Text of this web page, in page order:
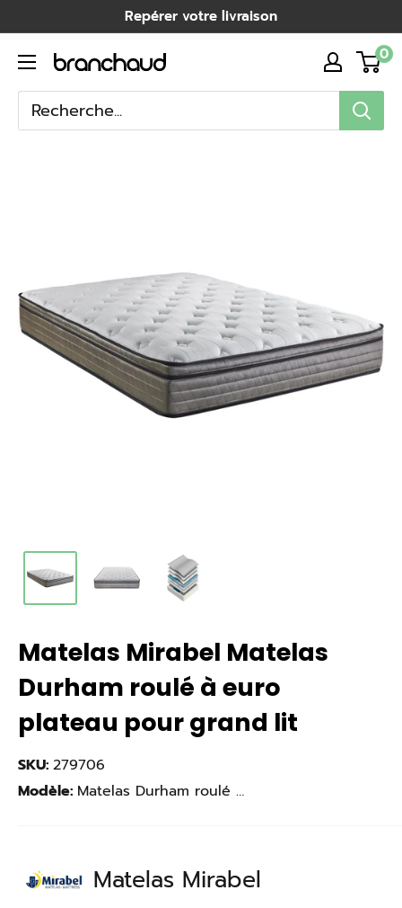
au
contenu
Repérer votre livraison
Branchaud
0
Matelas Mirabel Matelas
Durham roulé à euro
plateau pour grand lit
SKU: 279706
Modèle:
Matelas Durham roulé à euro plateau pour grand lit
Matelas Mirabel